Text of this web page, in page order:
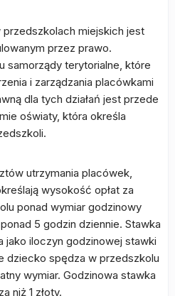
miejskich jest
przez prawo.
samorządy terytorialne, które
i zarządzania placówkami
dla tych działań jest przede
oświaty, która określa
utrzymania placówek,
wysokość opłat za
ponad wymiar godzinowy
5 godzin dziennie. Stawka
jako iloczyn godzinowej stawki
dziecko spędza w przedszkolu
wymiar. Godzinowa stawka
niż 1 złoty.